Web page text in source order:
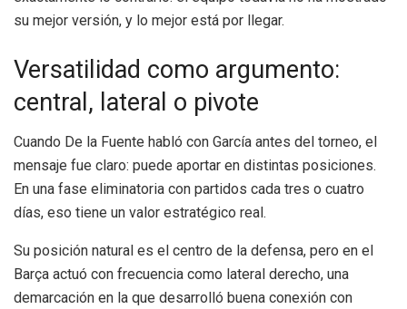
su mejor versión, y lo mejor está por llegar.
Versatilidad como argumento:
central, lateral o pivote
Cuando De la Fuente habló con García antes del torneo, el
mensaje fue claro: puede aportar en distintas posiciones.
En una fase eliminatoria con partidos cada tres o cuatro
días, eso tiene un valor estratégico real.
Su posición natural es el centro de la defensa, pero en el
Barça actuó con frecuencia como lateral derecho, una
demarcación en la que desarrolló buena conexión con